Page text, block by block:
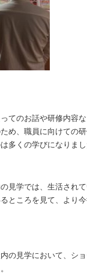
てのお話や研修内容
め、職員に向けての
多くの学びになりまし
見学では、生活され
ところを見て、より
の見学において、シ